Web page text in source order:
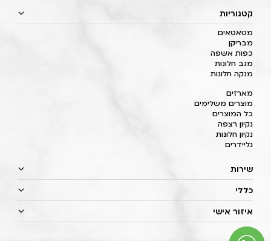
קטגוריות
מטאטאים
מבריקן
כפות אשפה
מגב חלונות
מנקה חלונות
מארזים
מוצרים משלימים
כל המוצרים
נקיון רצפה
נקיון חלונות
גליידרים
שירות
כללי
איזור אישי